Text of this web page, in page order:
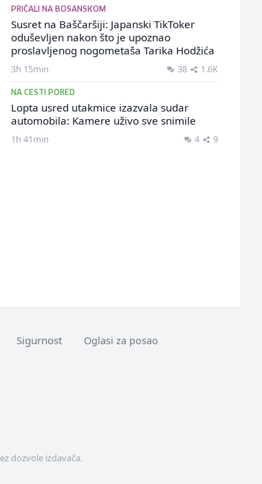
PRIČALI NA BOSANSKOM
Susret na Baščaršiji: Japanski TikToker
oduševljen nakon što je upoznao
proslavljenog nogometaša Tarika Hodžića
3h 15min 38 1.6K
NA CESTI PORED
Lopta usred utakmice izazvala sudar
automobila: Kamere uživo sve snimile
1h 41min 4 9
Sigurnost Oglasi za posao
dozvole izdavača.